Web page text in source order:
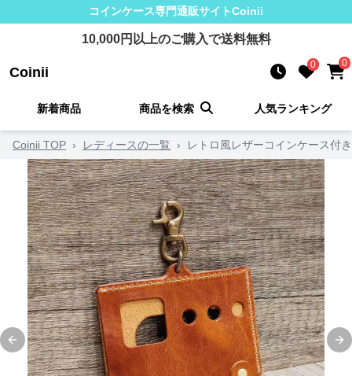
コインケース専門通販サイトCoinii
10,000円以上のご購入で送料無料
Coinii 0 0
新着商品 商品を検索 人気ランキング
Coinii TOP › レディースの一覧 › レトロ風レザーコインケース付
Previous slide